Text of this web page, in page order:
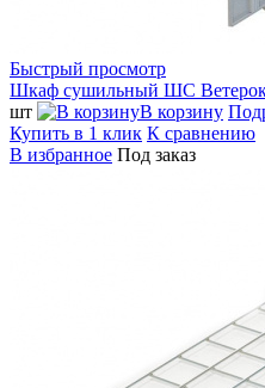
Быстрый просмотр
Шкаф сушильный ШС Ветерок
шт
В корзину
Купить в 1 клик К сравнению
В избранное Под заказ